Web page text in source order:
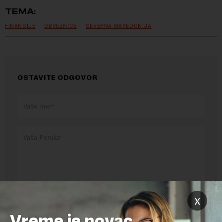
TEMA:
FINANSIJE OBVEZNICE SEVERNA MAKEDONIJA
OSTAVITE ODGOVOR
Pre slanja komentara, molimo vas da se upoznate sa
pravilima komentarisanja i pravilima korišćenja sajta.
x